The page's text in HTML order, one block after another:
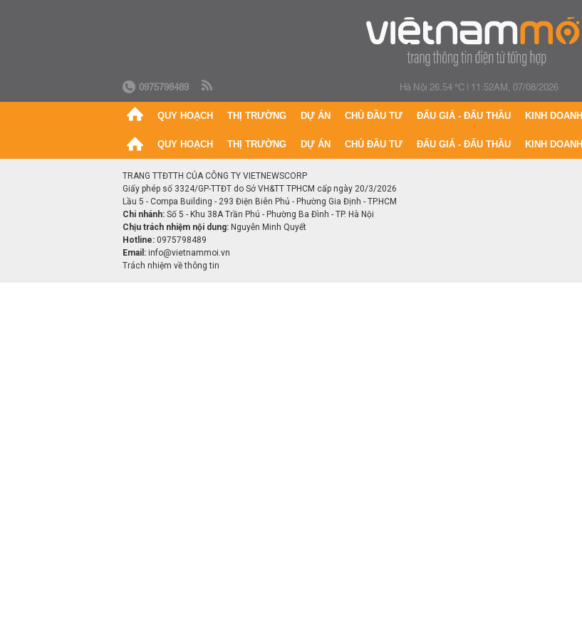
0975798489 Hà Nội 26.54 °C| 11:52AM, 07/08/2026
QUY HOẠCH THỊ TRƯỜNG DỰ ÁN CHỦ ĐẦU TƯ ĐẤU GIÁ - ĐẤU THẦU KINH DOANH
QUY HOẠCH THỊ TRƯỜNG DỰ ÁN CHỦ ĐẦU TƯ ĐẤU GIÁ - ĐẤU THẦU KINH DOANH
TRANG TTĐTTH CỦA CÔNG TY VIETNEWSCORP
Giấy phép số 3324/GP-TTĐT do Sở VH&TT TPHCM cấp ngày 20/3/2026
Lầu 5 - Compa Building - 293 Điện Biên Phủ - Phường Gia Định - TP.HCM
Chi nhánh: Số 5 - Khu 38A Trần Phú - Phường Ba Đình - TP. Hà Nội
Chịu trách nhiệm nội dung: Nguyễn Minh Quyết
Hotline: 0975798489
Email: info@vietnammoi.vn
Trách nhiệm về thông tin